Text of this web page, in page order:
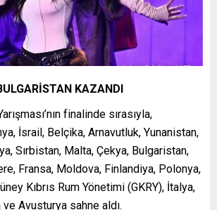
KAZANDI
finalinde sırasıyla,
İsrail, Belçika, Arnavutluk, Yunanistan,
Sırbistan, Malta, Çekya, Bulgaristan,
Fransa, Moldova, Finlandiya, Polonya,
Kıbrıs Rum Yönetimi (GKRY), İtalya,
Avusturya sahne aldı.